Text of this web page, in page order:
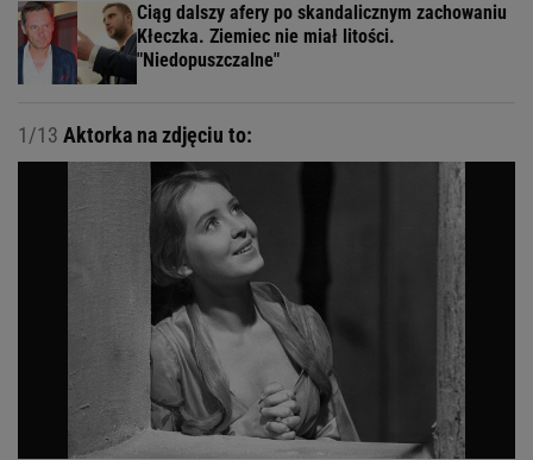
Ciąg dalszy afery po skandalicznym zachowaniu
Kłeczka. Ziemiec nie miał litości.
"Niedopuszczalne"
1/13 Aktorka na zdjęciu to: